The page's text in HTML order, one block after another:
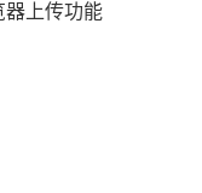
器上传功能